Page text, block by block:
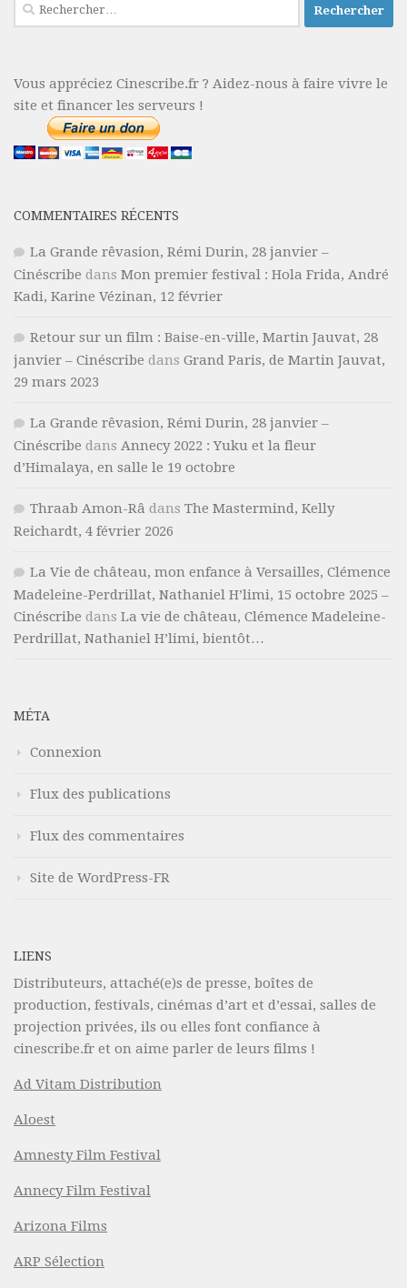
Vous appréciez Cinescribe.fr ? Aidez-nous à faire vivre le
site et financer les serveurs !
COMMENTAIRES RÉCENTS
La Grande rêvasion, Rémi Durin, 28 janvier –
Cinéscribe dans Mon premier festival : Hola Frida, André
Kadi, Karine Vézinan, 12 février
Retour sur un film : Baise-en-ville, Martin Jauvat, 28
janvier – Cinéscribe dans Grand Paris, de Martin Jauvat,
29 mars 2023
La Grande rêvasion, Rémi Durin, 28 janvier –
Cinéscribe dans Annecy 2022 : Yuku et la fleur
d’Himalaya, en salle le 19 octobre
Thraab Amon-Râ dans The Mastermind, Kelly
Reichardt, 4 février 2026
La Vie de château, mon enfance à Versailles, Clémence
Madeleine-Perdrillat, Nathaniel H’limi, 15 octobre 2025 –
Cinéscribe dans La vie de château, Clémence Madeleine-
Perdrillat, Nathaniel H’limi, bientôt…
MÉTA
Connexion
Flux des publications
Flux des commentaires
Site de WordPress-FR
LIENS
Distributeurs, attaché(e)s de presse, boîtes de
production, festivals, cinémas d’art et d’essai, salles de
projection privées, ils ou elles font confiance à
cinescribe.fr et on aime parler de leurs films !
Ad Vitam Distribution
Aloest
Amnesty Film Festival
Annecy Film Festival
Arizona Films
ARP Sélection